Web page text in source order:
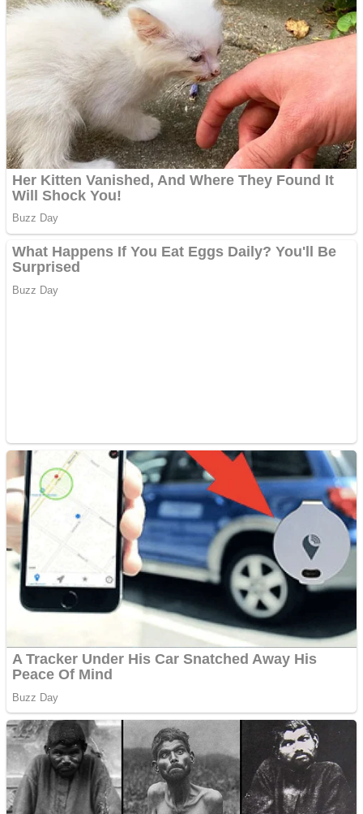
Vând sticlă cu vin din
1958 Murfatlar
Chardonnay
Împrumut si investitii